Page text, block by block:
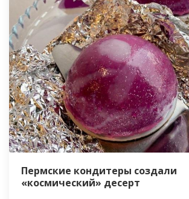
Пермские кондитеры создали
«космический» десерт